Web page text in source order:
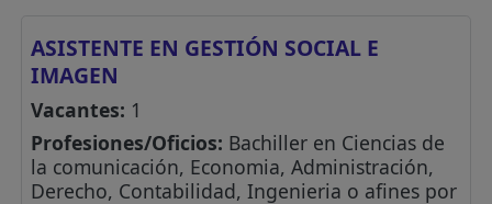
ASISTENTE EN GESTIÓN SOCIAL E
IMAGEN
Vacantes: 1
Profesiones/Oficios: Bachiller en Ciencias de
la comunicación, Economia, Administración,
Derecho, Contabilidad, Ingenieria o afines por